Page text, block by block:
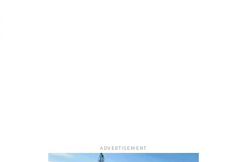
ADVERTISEMENT